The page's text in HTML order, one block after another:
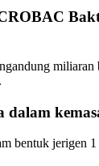
miliaran
bentuk jerigen